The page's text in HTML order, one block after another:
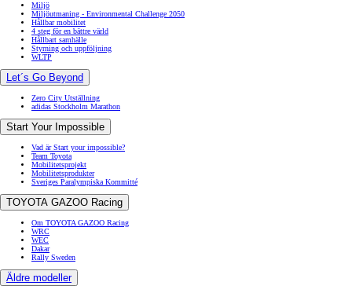
Miljö
Miljöutmaning - Environmental Challenge 2050
Hållbar mobilitet
4 steg för en bättre värld
Hållbart samhälle
Styrning och uppföljning
WLTP
Let´s Go Beyond
Zero City Utställning
adidas Stockholm Marathon
Start Your Impossible
Vad är Start your impossible?
Team Toyota
Mobilitetsprojekt
Mobilitetsprodukter
Sveriges Paralympiska Kommitté
TOYOTA GAZOO Racing
Om TOYOTA GAZOO Racing
WRC
WEC
Dakar
Rally Sweden
Äldre modeller